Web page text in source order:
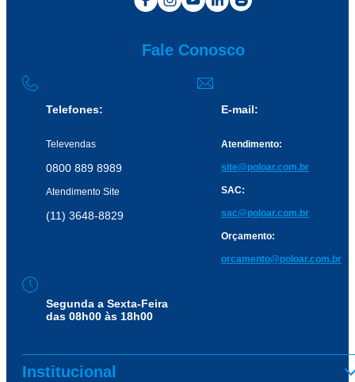
Fale Conosco
Telefones:
Televendas
0800 889 8989
Atendimento Site
(11) 3648-8829
E-mail:
Atendimento:
site@poloar.com.br
SAC:
sac@poloar.com.br
Orçamento:
orcamento@poloar.com.br
Segunda a Sexta-Feira
das 08h00 às 18h00
Institucional